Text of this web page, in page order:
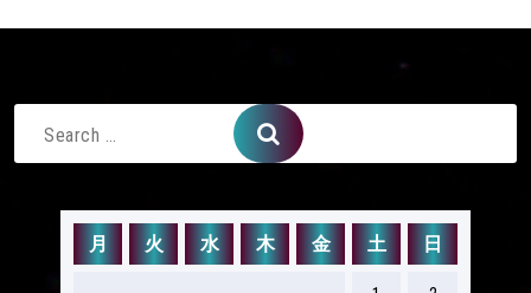
Search
月 火 水 木 金 土 日